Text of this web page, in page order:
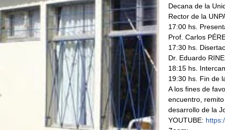
Decana de la
Rector de la
17:00 hs.
Prof. Carlos
17:30 hs.
Dr. Eduardo
18:15 hs.
19:30 hs. Fin de
A los fines de
encuentro,
desarrollo de la
YOUTUBE: